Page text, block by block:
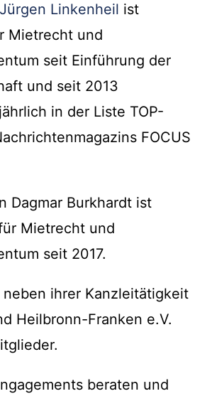
Jürgen Linkenheil ist
Mietrecht und
seit Einführung der
und seit 2013
in der Liste TOP-
FOCUS
Dagmar Burkhardt ist
Mietrecht und
seit 2017.
ihrer Kanzleitätigkeit
Heilbronn-Franken e.V.
beraten und